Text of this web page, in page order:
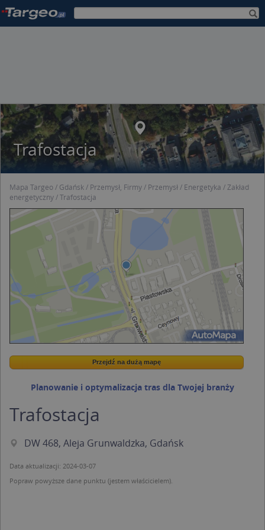
Trafostacja
Mapa Targeo Gdańsk Przemysł, Firmy Przemysł Energetyka
Zakład
energetyczny
Trafostacja
Wstaw tę mapkę na swoją stronę
Przejdź na dużą mapę
Przejdź na dużą mapę
Planowanie i optymalizacja tras dla Twojej branży
Trafostacja
DW 468, Aleja Grunwaldzka, Gdańsk
Data aktualizacji: 2024-03-07
Popraw powyższe dane punktu (jestem właścicielem).